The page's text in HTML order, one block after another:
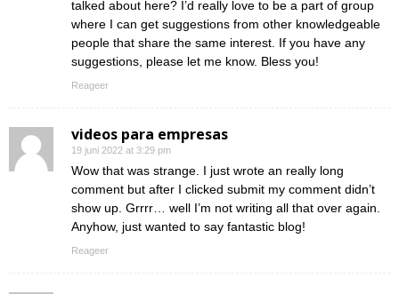
talked about here? I’d really love to be a part of group
where I can get suggestions from other knowledgeable
people that share the same interest. If you have any
suggestions, please let me know. Bless you!
Reageer
videos para empresas
19 juni 2022 at 3:29 pm
Wow that was strange. I just wrote an really long
comment but after I clicked submit my comment didn’t
show up. Grrrr… well I’m not writing all that over again.
Anyhow, just wanted to say fantastic blog!
Reageer